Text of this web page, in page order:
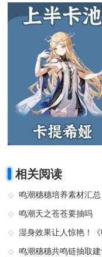
相关阅读
鸣潮穗穗培养素材汇总
鸣潮天之苍苍要抽吗
湿身效果让人惊艳！
鸣潮穗穗共鸣链抽取建